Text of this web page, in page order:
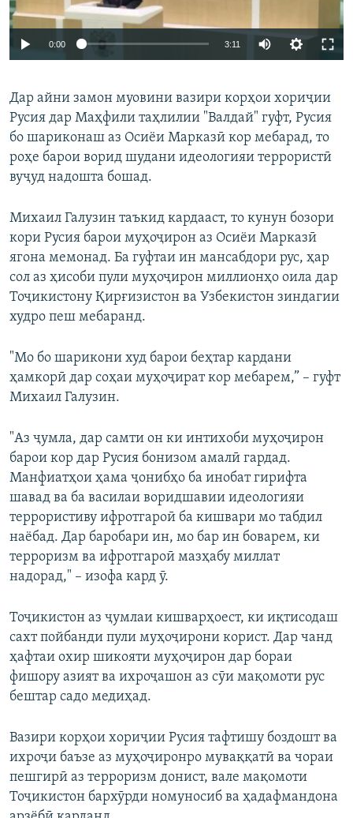
Auto 240p 360p 480p
720p 1080p
0:00 3:11 Auto
360p
480p
Дар айни замон муовини вазири корҳои хориҷии
Русия дар Маҳфили таҳлилии "Валдай" гуфт, Русия
бо шариконаш аз Осиёи Марказӣ кор мебарад, то
роҳе барои ворид шудани идеологияи террористӣ
вуҷуд надошта бошад.
Михаил Галузин таъкид кардааст, то кунун бозори
кори Русия барои муҳоҷирон аз Осиёи Марказӣ
ягона мемонад. Ба гуфтаи ин мансабдори рус, ҳар
сол аз ҳисоби пули муҳоҷирон миллионҳо оила дар
Тоҷикистону Қирғизистон ва Узбекистон зиндагии
худро пеш мебаранд.
"Мо бо шарикони худ барои беҳтар кардани
ҳамкорӣ дар соҳаи муҳоҷират кор мебарем,” – гуфт
Михаил Галузин.
"Аз ҷумла, дар самти он ки интихоби муҳоҷирон
барои кор дар Русия бонизом амалӣ гардад.
Манфиатҳои ҳама ҷонибҳо ба инобат гирифта
шавад ва ба василаи воридшавии идеологияи
террористиву ифротгароӣ ба кишвари мо табдил
наёбад. Дар баробари ин, мо бар ин боварем, ки
терроризм ва ифротгароӣ мазҳабу миллат
надорад," – изофа кард ӯ.
Тоҷикистон аз ҷумлаи кишварҳоест, ки иқтисодаш
сахт пойбанди пули муҳоҷирони корист. Дар чанд
ҳафтаи охир шикояти муҳоҷирон дар бораи
фишору азият ва ихроҷашон аз сӯи мақомоти рус
бештар садо медиҳад.
Вазири корҳои хориҷии Русия тафтишу боздошт ва
ихроҷи баъзе аз муҳоҷиронро муваққатӣ ва чораи
пешгирӣ аз терроризм донист, вале мақомоти
Тоҷикистон бархӯрди номуносиб ва ҳадафмандона